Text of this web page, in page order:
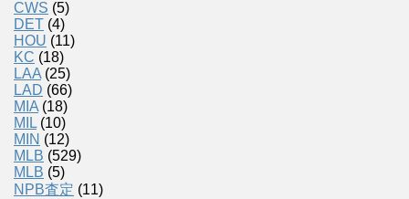
CWS (5)
DET (4)
HOU (11)
KC (18)
LAA (25)
LAD (66)
MIA (18)
MIL (10)
MIN (12)
MLB (529)
MLB (5)
NPB査定 (11)